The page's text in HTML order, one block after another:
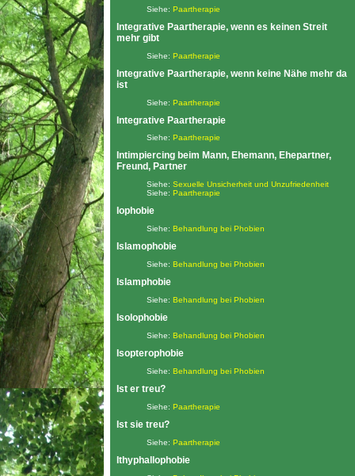
Siehe: Paartherapie
Integrative Paartherapie, wenn es keinen Streit
mehr gibt
Siehe: Paartherapie
Integrative Paartherapie, wenn keine Nähe mehr da
ist
Siehe: Paartherapie
Integrative Paartherapie
Siehe: Paartherapie
Intimpiercing beim Mann, Ehemann, Ehepartner,
Freund, Partner
Siehe: Sexuelle Unsicherheit und Unzufriedenheit
Siehe: Paartherapie
Iophobie
Siehe: Behandlung bei Phobien
Islamophobie
Siehe: Behandlung bei Phobien
Islamphobie
Siehe: Behandlung bei Phobien
Isolophobie
Siehe: Behandlung bei Phobien
Isopterophobie
Siehe: Behandlung bei Phobien
Ist er treu?
Siehe: Paartherapie
Ist sie treu?
Siehe: Paartherapie
Ithyphallophobie